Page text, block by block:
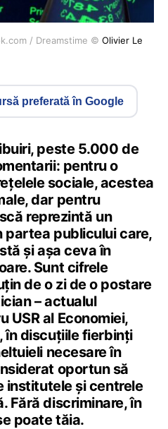
/ Dreamstime © Olivier Le
preferată în Google
peste 5.000 de
pentru o
sociale, acestea
dar pentru
reprezintă un
partea publicului care,
și așa ceva în
Sunt cifrele
de o zi de o postare
– actualul
USR al Economiei,
în discuțiile fierbinți
necesare în
oportun să
institutele și centrele
Fără discriminare, în
poate tăia.